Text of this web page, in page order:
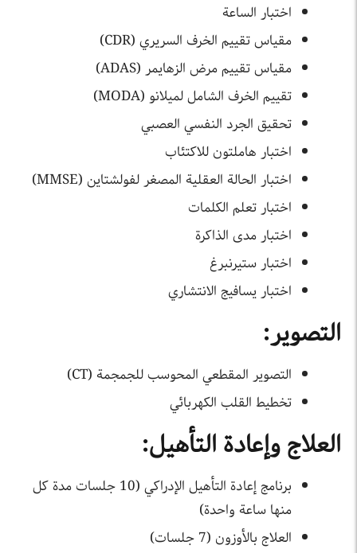
اختبار الساعة
مقياس تقييم الخرف السريري (CDR)
مقياس تقييم مرض الزهايمر (ADAS)
تقييم الخرف الشامل لميلانو (MODA)
تحقيق الجرد النفسي العصبي
اختبار هاملتون للاكتئاب
اختبار الحالة العقلية المصغر لفولشتاين (MMSE)
اختبار تعلم الكلمات
اختبار مدى الذاكرة
اختبار ستيرنبرغ
اختبار يسافيج الانتشاري
التصوير:
التصوير المقطعي المحوسب للجمجمة (CT)
تخطيط القلب الكهربائي
العلاج وإعادة التأهيل:
برنامج إعادة التأهيل الإدراكي (10 جلسات مدة كل
منها ساعة واحدة)
العلاج بالأوزون (7 جلسات)